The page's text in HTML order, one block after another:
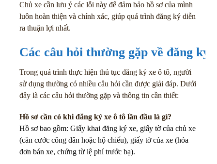
Chủ xe cần lưu ý các lỗi này để đảm bảo hồ sơ của mình
luôn hoàn thiện và chính xác, giúp quá trình đăng ký diễn
ra thuận lợi nhất.
Các câu hỏi thường gặp về đăng ký
Trong quá trình thực hiện thủ tục đăng ký xe ô tô, người
sử dụng thường có nhiều câu hỏi cần được giải đáp. Dưới
đây là các câu hỏi thường gặp và thông tin cần thiết:
Hồ sơ cần có khi đăng ký xe ô tô lần đầu là gì?
Hồ sơ bao gồm: Giấy khai đăng ký xe, giấy tờ của chủ xe
(căn cước công dân hoặc hộ chiếu), giấy tờ của xe (hóa
đơn bán xe, chứng từ lệ phí trước bạ).